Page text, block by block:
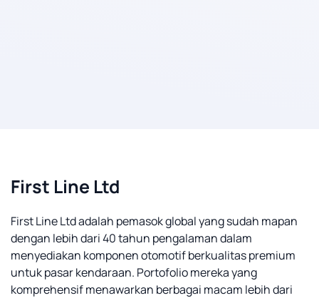
First Line Ltd
First Line Ltd adalah pemasok global yang sudah mapan
dengan lebih dari 40 tahun pengalaman dalam
menyediakan komponen otomotif berkualitas premium
untuk pasar kendaraan. Portofolio mereka yang
komprehensif menawarkan berbagai macam lebih dari